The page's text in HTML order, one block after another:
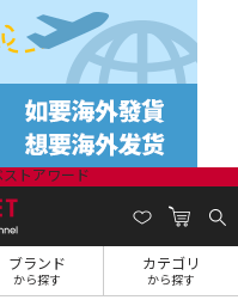
ブランド
から探す
カテゴリ
から探す